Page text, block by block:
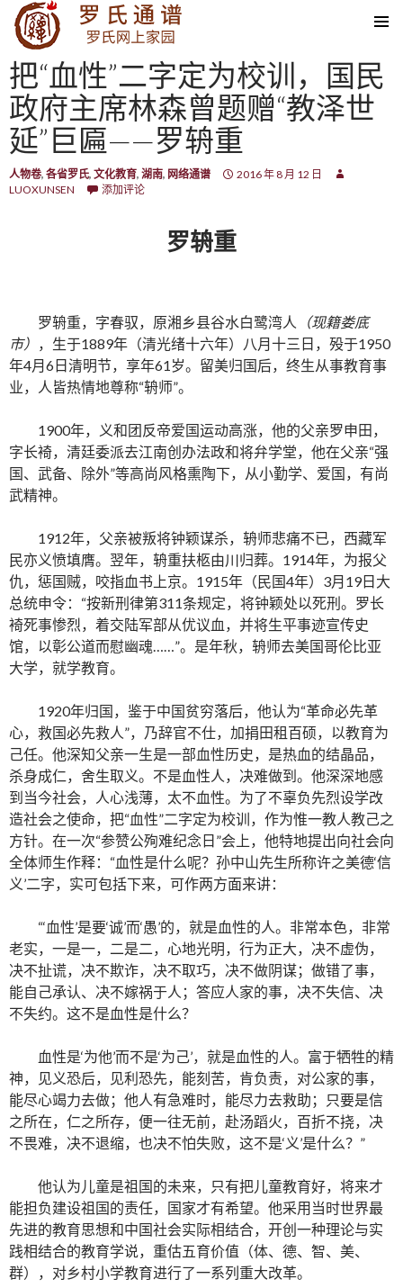
SKIP TO CONTENT
把“血性”二字定为校训，国民
政府主席林森曾题赠“教泽世
延”巨匾——罗辀重
人物卷, 各省罗氏, 文化教育, 湖南, 网络通谱
2016 年 8 月 12 日
LUOXUNSEN
添加评论
罗辀重
罗辀重，字春驭，原湘乡县谷水白鹭湾人
（现籍娄底
市） ，生于1889年（清光绪十六年）八月十三日，殁于1950
年4月6日清明节，享年61岁。留美归国后，终生从事教育事
业，人皆热情地尊称“辀师”。
1900年，义和团反帝爱国运动高涨，他的父亲罗申田，
字长裿，清廷委派去江南创办法政和将弁学堂，他在父亲“强
国、武备、除外”等高尚风格熏陶下，从小勤学、爱国，有尚
武精神。
1912年，父亲被叛将钟颖谋杀，辀师悲痛不已，西藏军
民亦义愤填膺。翌年，辀重扶柩由川归葬。1914年，为报父
仇，惩国贼，咬指血书上京。1915年（民国4年）3月19日大
总统申令：“按新刑律第311条规定，将钟颖处以死刑。罗长
裿死事惨烈，着交陆军部从优议血，并将生平事迹宣传史
馆，以彰公道而慰幽魂……”。是年秋，辀师去美国哥伦比亚
大学，就学教育。
1920年归国，鉴于中国贫穷落后，他认为“革命必先革
心，救国必先救人”，乃辞官不仕，加捐田租百硕，以教育为
己任。他深知父亲一生是一部血性历史，是热血的结晶品，
杀身成仁，舍生取义。不是血性人，决难做到。他深深地感
到当今社会，人心浅薄，太不血性。为了不辜负先烈设学改
造社会之使命，把“血性”二字定为校训，作为惟一教人教己之
方针。在一次“参赞公殉难纪念日”会上，他特地提出向社会向
全体师生作释：“血性是什么呢？孙中山先生所称许之美德‘信
义’二字，实可包括下来，可作两方面来讲：
“‘血性’是要‘诚’而‘愚’的，就是血性的人。非常本色，非常
老实，一是一，二是二，心地光明，行为正大，决不虚伪，
决不扯谎，决不欺诈，决不取巧，决不做阴谋；做错了事，
能自己承认、决不嫁祸于人；答应人家的事，决不失信、决
不失约。这不是血性是什么？
血性是‘为他’而不是‘为己’，就是血性的人。富于牺牲的精
神，见义恐后，见利恐先，能刻苦，肯负责，对公家的事，
能尽心竭力去做；他人有急难时，能尽力去救助；只要是信
之所在，仁之所存，便一往无前，赴汤蹈火，百折不挠，决
不畏难，决不退缩，也决不怕失败，这不是‘义’是什么？”
他认为儿童是祖国的未来，只有把儿童教育好，将来才
能担负建设祖国的责任，国家才有希望。他采用当时世界最
先进的教育思想和中国社会实际相结合，开创一种理论与实
践相结合的教育学说，重估五育价值（体、德、智、美、
群），对乡村小学教育进行了一系列重大改革。